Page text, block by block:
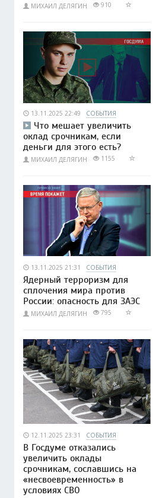
МИХАИЛ ДЕЛЯГИН 910
13.11.2025 22:49 СОБЫТИЯ
Что мешает увеличить
оклад срочникам, если
деньги для этого есть?
МИХАИЛ ДЕЛЯГИН 1155
13.11.2025 21:31 СОБЫТИЯ
Ядерный терроризм для
сплочения мира против
России: опасность для ЗАЭС
МИХАИЛ ДЕЛЯГИН 795
12.11.2025 23:31 СОБЫТИЯ
В Госдуме отказались
увеличить оклады
срочникам, сославшись на
«несвоевременность» в
условиях СВО